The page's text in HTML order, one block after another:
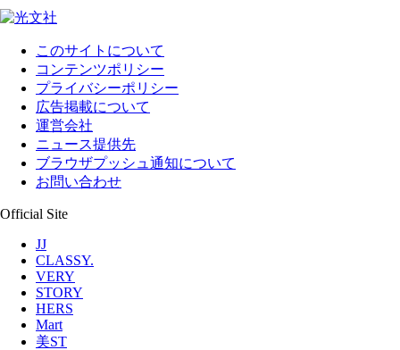
このサイトについて
コンテンツポリシー
プライバシーポリシー
広告掲載について
運営会社
ニュース提供先
ブラウザプッシュ通知について
お問い合わせ
Official Site
JJ
CLASSY.
VERY
STORY
HERS
Mart
美ST